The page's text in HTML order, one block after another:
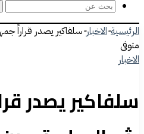
الرئيسية-الاخبار-سلفاكير يصدر قراراً
متوفى
الاخبار
سلفاكير يصدر